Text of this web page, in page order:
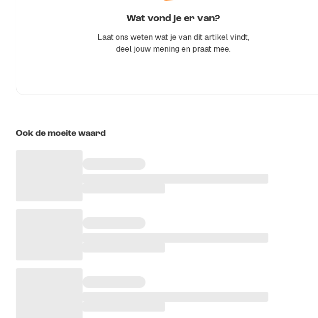
Wat vond je er van?
Laat ons weten wat je van dit artikel vindt,
deel jouw mening en praat mee.
Ook de moeite waard